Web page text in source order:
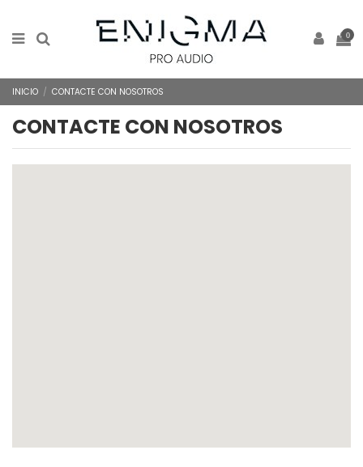
0
INICIO CONTACTE CON NOSOTROS
CONTACTE CON NOSOTROS